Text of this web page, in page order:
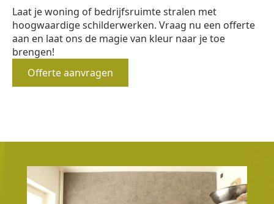
Laat je woning of bedrijfsruimte stralen met
hoogwaardige schilderwerken. Vraag nu een offerte
aan en laat ons de magie van kleur naar je toe
brengen!
Offerte aanvragen